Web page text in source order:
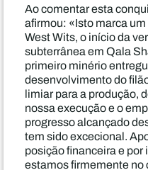
Ao comentar esta
afirmou: «Isto marca
West Wits, o início da
subterrânea em Qala
primeiro minério
desenvolvimento do
limiar para a produção,
nossa execução e o
progresso alcançado
tem sido excecional.
posição financeira e
estamos firmemente no